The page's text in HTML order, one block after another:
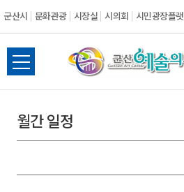
군산시 문화관광 시장실 시의회 시민광장플
군
산
전
체
뉴
열
월간 일정